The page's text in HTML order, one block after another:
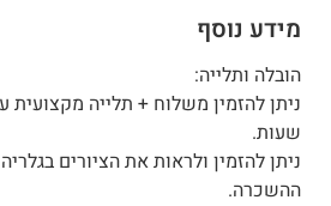
מידע נוסף
הובלה ותלייה:
שעות.
ניתן להזמין ולראות את הציורים
ההשכרה.